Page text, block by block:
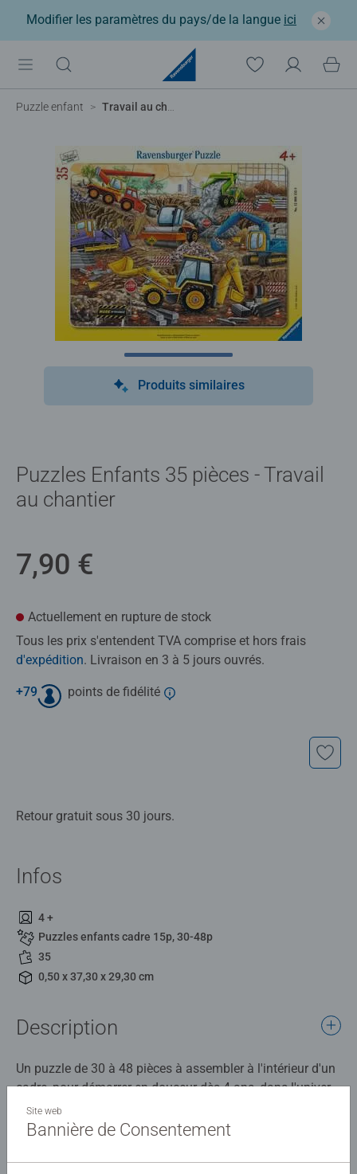
Modifier les paramètres du pays/de la langue ici
Puzzle enfant Travail au chantier
Produits similaires
Puzzles Enfants 35 pièces - Travail
au chantier
7,90 €
Actuellement en rupture de stock
Tous les prix s'entendent TVA comprise et hors frais
d'expédition. Livraison en 3 à 5 jours ouvrés.
+79 points de fidélité
Retour gratuit sous 30 jours.
Infos
4 +
Puzzles enfants cadre 15p, 30-48p
35
0,50 x 37,30 x 29,30 cm
Description
Un puzzle de 30 à 48 pièces à assembler à l'intérieur d'un
cadre, pour démarrer en douceur dès 4 ans, dans l'univers
de ses héros préférés ! La qualité des puzzles
Ravensburger est reconnue et appréciée. Faites donc
ludique des puzzles avec des produits Ravensburger de
Détails
Site web
Bannière de Consentement